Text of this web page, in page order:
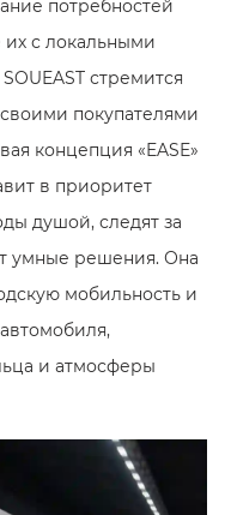
потребностей
их с локальными
стремится
покупателями
концепция «EASE»
в приоритет
душой, следят за
умные решения. Она
мобильность и
и атмосферы